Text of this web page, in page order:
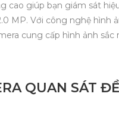
cao giúp bạn giám sát
MP. Với công nghệ hình
cung cấp hình ảnh sắc
có thể theo dõi âm thanh
cách dễ dàng. Sản
QUAN SÁT